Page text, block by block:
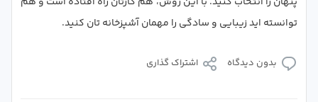
توانسته اید زیبایی و سادگی را مهمان آشپزخانه تان کنید.
بدون دیدگاه اشتراک گذاری